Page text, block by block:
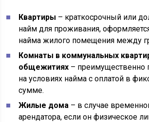
Квартиры – краткосрочный или
найм для проживания,
найма жилого помещения между
Комнаты в коммунальных
общежитиях – преимущественно
на условиях найма с оплатой в
сумме.
Жилые дома – в случае
арендатора, если он физическое